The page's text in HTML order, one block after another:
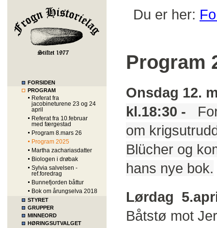
FORSIDEN
PROGRAM
Referat fra
jacobineturene 23 og 24
april
Referat fra 10.februar
med færgestad
Program 8.mars 26
Program 2025
Martha zachariasdatter
Biologen i drøbak
Sylvia salvelsen -
ref.foredrag
Bunnefjorden båttur
Bok om årungselva 2018
STYRET
GRUPPER
MINNEORD
HØRINGSUTVALGET
Du er her:
Program
Onsdag 12.
kl.18:30 -
om
Blücher og
hans nye bok.
Lørdag
Båtstø mot